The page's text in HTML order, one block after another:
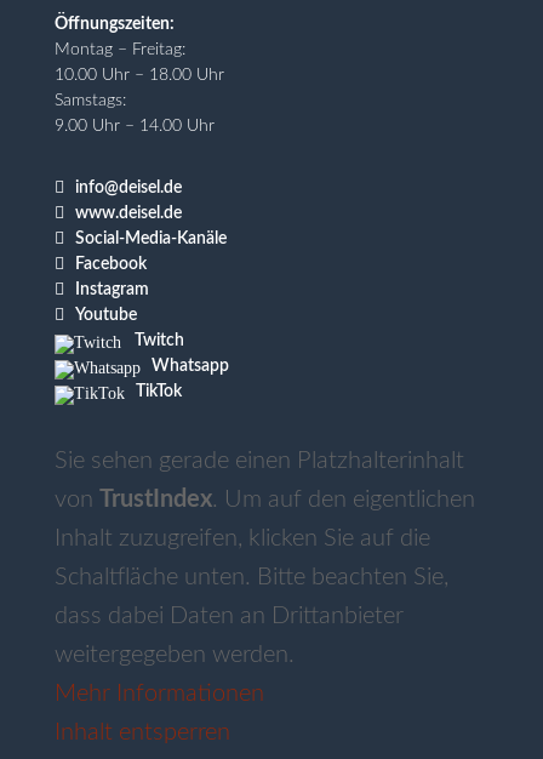
Öffnungszeiten:
Montag – Freitag:
10.00 Uhr – 18.00 Uhr
Samstags:
9.00 Uhr – 14.00 Uhr
 info@deisel.de
 www.deisel.de
 Social-Media-Kanäle
 Facebook
 Instagram

Youtube
Twitch
Whatsapp
TikTok
Sie sehen gerade einen Platzhalterinhalt
von TrustIndex. Um auf den eigentlichen
Inhalt zuzugreifen, klicken Sie auf die
Schaltfläche unten. Bitte beachten Sie,
dass dabei Daten an Drittanbieter
weitergegeben werden.
Mehr Informationen
Inhalt entsperren